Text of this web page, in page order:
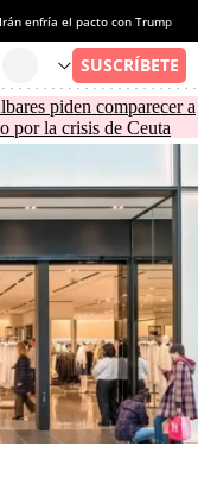
Irán enfría el pacto con Trump
piden comparecer a
por la crisis de Ceuta